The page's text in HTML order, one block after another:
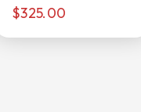
侖)
$325.00